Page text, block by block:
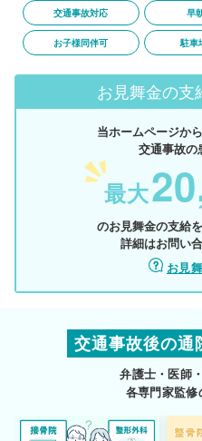
交通事故対応 早
お子様同伴可 駐車
お見舞金の支
当ホームページか
交通事故の
最大
のお見舞金の支給
詳細はお問い
お見
交通事故後の
弁護士・医師
各専門家監修